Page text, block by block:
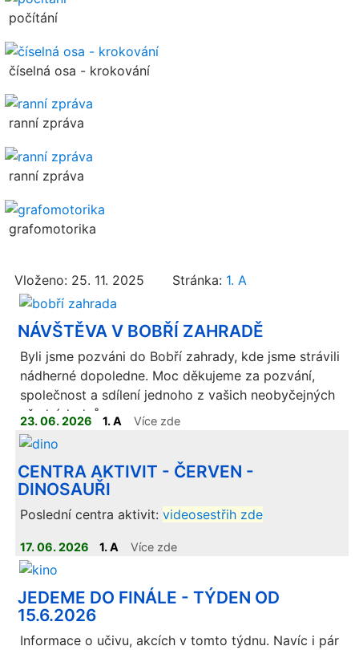
počítání
číselná osa - krokování
ranní zpráva
ranní zpráva
grafomotorika
Vloženo: 25. 11. 2025 Stránka: 1. A
NÁVŠTĚVA V BOBŘÍ ZAHRADĚ
Byli jsme pozváni do Bobří zahrady, kde jsme strávili
nádherné dopoledne. Moc děkujeme za pozvání,
společnost a sdílení jednoho z vašich neobyčejných
všedních dnů.
23. 06. 2026 1. A Více zde
CENTRA AKTIVIT - ČERVEN -
DINOSAUŘI
Poslední centra aktivit: videosestřih zde
17. 06. 2026 1. A Více zde
JEDEME DO FINÁLE - TÝDEN OD
15.6.2026
Informace o učivu, akcích v tomto týdnu. Navíc i pár